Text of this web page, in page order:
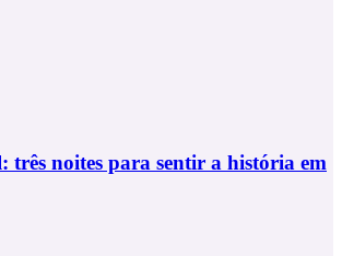
três noites para sentir a história em